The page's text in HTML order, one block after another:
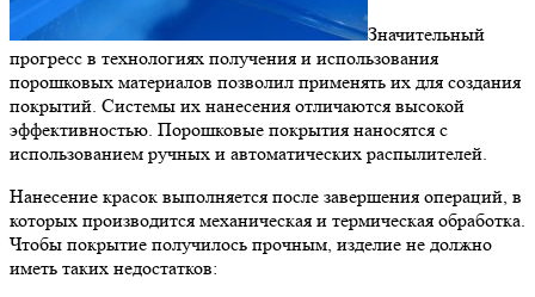
Значительный
прогресс в технологиях получения и использования
порошковых материалов позволил применять их для создания
покрытий. Системы их нанесения отличаются высокой
эффективностью. Порошковые покрытия наносятся с
использованием ручных и автоматических распылителей.
Нанесение красок выполняется после завершения операций, в
которых производится механическая и термическая обработка.
Чтобы покрытие получилось прочным, изделие не должно
иметь таких недостатков: